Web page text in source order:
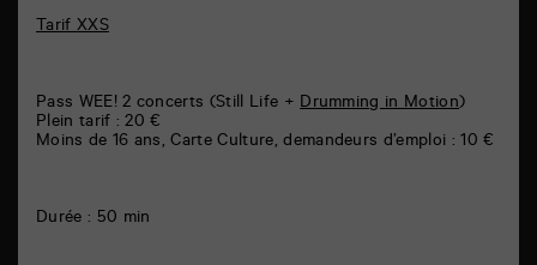
MarneTarif XXS
Pass WEE! 2 concerts (Still Life +Drumming in Motion)
Plein tarif : 20 €
Moins de 16 ans, Carte Culture, demandeurs d’emploi : 10 €
Durée : 50 min